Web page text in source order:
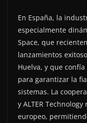
En España, la
especialmente
Space, que
lanzamientos
Huelva, y que
para garantizar la
sistemas. La
y ALTER
europeo,